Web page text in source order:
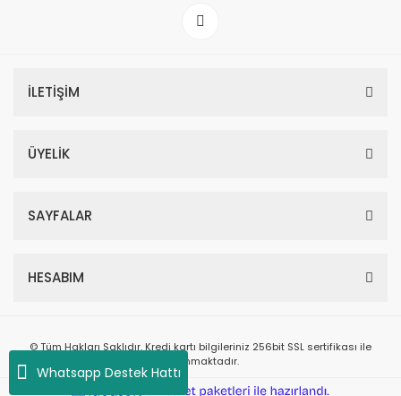
Whatsapp Destek Hattı
İLETİŞİM
ÜYELİK
SAYFALAR
HESABIM
© Tüm Hakları Saklıdır. Kredi kartı bilgileriniz 256bit SSL sertifikası ile
korunmaktadır.
e-